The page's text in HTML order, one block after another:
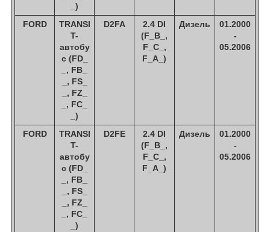
_)
FORD
TRANSI
T-
автобу
с (FD_
_, FB_
_, FS_
_, FZ_
_, FC_
_)
D2FA
2.4 DI
(F_B_,
F_C_,
F_A_)
Дизель
01.2000
-
05.2006
FORD
TRANSI
T-
автобу
с (FD_
_, FB_
_, FS_
_, FZ_
_, FC_
_)
D2FE
2.4 DI
(F_B_,
F_C_,
F_A_)
Дизель
01.2000
-
05.2006